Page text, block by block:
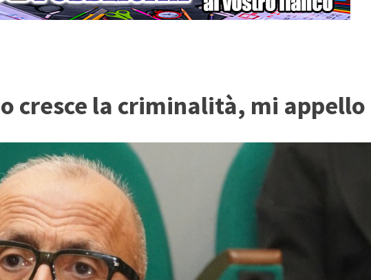
cresce la criminalità, mi